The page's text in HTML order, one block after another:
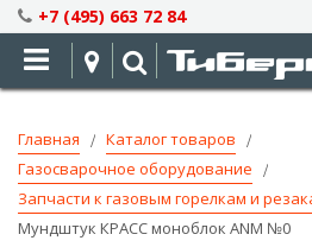
Skip
to
Content
+7 (495) 663 72 84
Главная
Каталог товаров
Газосварочное оборудование
Запчасти к газовым горелкам и
Мундштук КРАСС моноблок ANM №0